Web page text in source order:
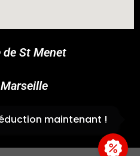
de St Menet
44 45 46maintenant !